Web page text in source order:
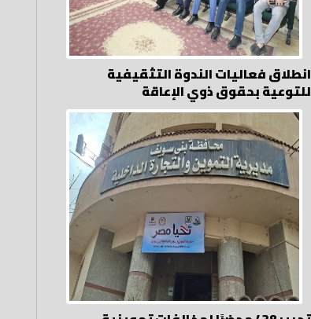
انطلاق فعاليات الندوة التثقيفية
للتوعية بحقوق ذوي الإعاقة